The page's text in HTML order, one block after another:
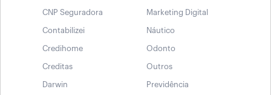
CNP Seguradora
Contabilizei
Credihome
Creditas
Darwin
Marketing Digital
Náutico
Odonto
Outros
Previdência